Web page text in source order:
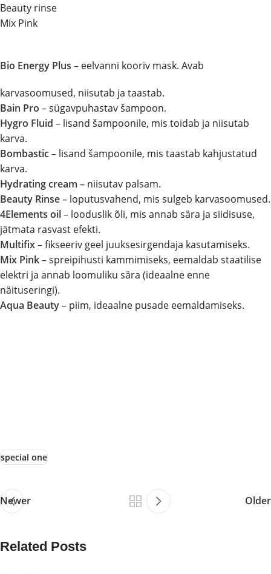
Beauty rinse
Mix Pink
Bio Energy Plus – eelvanni kooriv mask. Avab
karvasoomused, niisutab ja taastab.
Bain Pro – sügavpuhastav šampoon.
Hygro Fluid – lisand šampoonile, mis toidab ja niisutab
karva.
Bombastic– lisand šampoonile, mis taastab kahjustatud
karva.
Hydrating cream – niisutav palsam.
Beauty Rinse– loputusvahend, mis sulgeb karvasoomused.
4Elements oil– looduslik õli, mis annab sära ja siidisuse,
jätmata rasvast efekti.
Multifix– fikseeriv geel juuksesirgendaja kasutamiseks.
Mix Pink– spreipihusti kammimiseks, eemaldab staatilise
elektri ja annab loomuliku sära (ideaalne enne
näituseringi).
Aqua Beauty– piim, ideaalne pusade eemaldamiseks.
special one
Newer Older
Related Posts